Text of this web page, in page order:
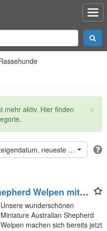
×
mehr aktiv. Hier finden
neueste oben
Welpen mit
Unsere wunderschönen
Miniature Australian Shepherd
Welpen machen sich bereits jetzt